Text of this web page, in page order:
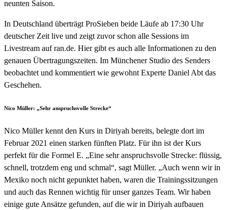
neunten Saison.
In Deutschland überträgt ProSieben beide Läufe ab 17:30 Uhr
deutscher Zeit live und zeigt zuvor schon alle Sessions im
Livestream auf ran.de. Hier gibt es auch alle Informationen zu den
genauen Übertragungszeiten. Im Münchener Studio des Senders
beobachtet und kommentiert wie gewohnt Experte Daniel Abt das
Geschehen.
Nico Müller: „Sehr anspruchsvolle Strecke“
Nico Müller kennt den Kurs in Diriyah bereits, belegte dort im
Februar 2021 einen starken fünften Platz. Für ihn ist der Kurs
perfekt für die Formel E. „Eine sehr anspruchsvolle Strecke: flüssig,
schnell, trotzdem eng und schmal“, sagt Müller. „Auch wenn wir in
Mexiko noch nicht gepunktet haben, waren die Trainingssitzungen
und auch das Rennen wichtig für unser ganzes Team. Wir haben
einige gute Ansätze gefunden, auf die wir in Diriyah aufbauen